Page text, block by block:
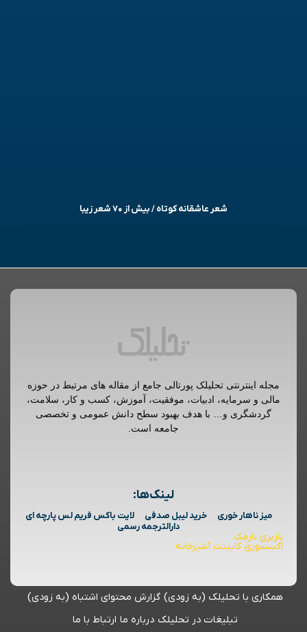
شعر عاشقانه کوتاه / بیش از ۷۰ شعر زیبا
مجله اینترنتی تحلیلک پورتالی جامع از مقاله های مرتبط در حوزه
مالی و سرمایه، ادبیات، موفقیت، آموزش، کسب و کار، سلامت،
گردشگری و… با هدف بهبود سطح دانش عمومی و تخصصی
جامعه است.
لینک‌ها:
میز ناهار خوری خرید لیبل صدفی
لایت باکس فریم لس پارچه ای
دارالترجمه رسمی
باربری نارمک
اکسسوری کابینت آشپزخانه
همکاری با تحلیلک (به زودی) گزارش محتوای اشتباه (به زودی)
تبلیغات در تحلیلک درباره ما ارتباط با ما